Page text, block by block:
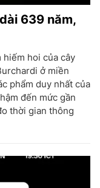
639 năm,
hiếm hoi của cây
ở miền
phẩm duy nhất của
đến mức gần
thời gian thông